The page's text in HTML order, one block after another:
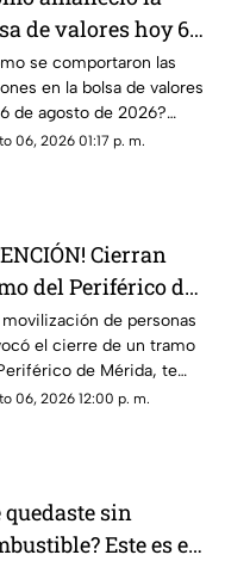
de valores hoy 6
de 2026?
se comportaron las
en la bolsa de valores
de agosto de 2026?
todos los detalles
06, 2026 01:17 p. m.
Cierran
del Periférico de
esta la razón y
alternas
movilización de personas
el cierre de un tramo
de Mérida, te
la razón y cuáles son
06, 2026 12:00 p. m.
quedaste sin
Este es el